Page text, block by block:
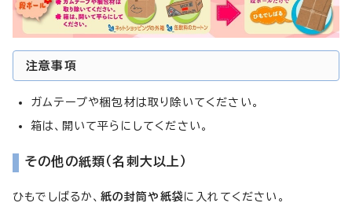
注意事項
ガムテープや梱包材は取り除いてください。
箱は、開いて平らにしてください。
その他の紙類（名刺大以上）
ひもでしばるか、 紙の封筒や紙袋に入れてください。